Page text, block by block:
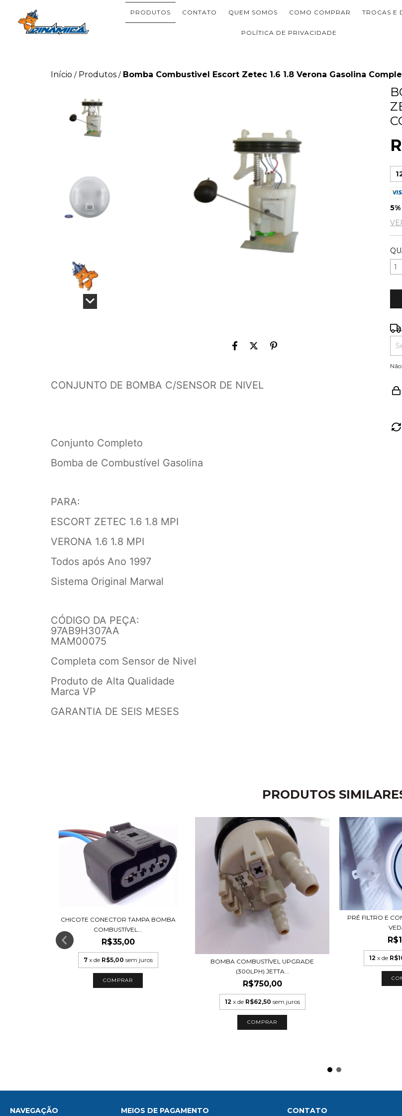
PRODUTOS CONTATO QUEM SOMOS COMO COMPRAR TROCAS E
POLÍTICA DE PRIVACIDADE
Início / Produtos / Bomba Combustivel Escort Zetec 1.6 1.8 Verona Gasolina
CONJUNTO DE BOMBA C/SENSOR DE NIVEL
Conjunto Completo
Bomba de Combustível Gasolina
PARA:
ESCORT ZETEC 1.6 1.8 MPI
VERONA 1.6 1.8 MPI
Todos após Ano 1997
Sistema Original Marwal
CÓDIGO DA PEÇA:
97AB9H307AA
MAM00075
Completa com Sensor de Nivel
Produto de Alta Qualidade
Marca VP
GARANTIA DE SEIS MESES
PRODUTOS
CHICOTE CONECTOR TAMPA BOMBA
COMBUSTÍVEL...
R$35,00
7 x de R$5,00 sem juros
BOMBA COMBUSTÍVEL UPGRADE
(300LPH) JETTA...
R$750,00
12 x de R$62,50 sem juros
PRÉ FILTRO E
12 x de
NAVEGAÇÃO MEIOS DE PAGAMENTO CONTATO